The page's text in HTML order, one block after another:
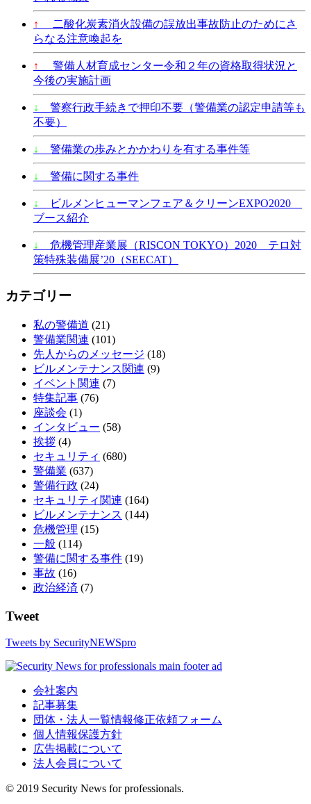
↑
二酸化炭素消火設備の誤放出事故防止のためにさ
らなる注意喚起を
↑
警備人材育成センター令和２年の資格取得状況と
今後の実施計画
↓
警察行政手続きで押印不要（警備業の認定申請等も
不要）
↓ 警備業の歩みとかかわりを有する事件等
↓ 警備に関する事件
↓
ビルメンヒューマンフェア＆クリーンEXPO2020
ブース紹介
↓
危機管理産業展（RISCON TOKYO）2020 テロ対
策特殊装備展’20（SEECAT）
カテゴリー
私の警備道 (21)
警備業関連 (101)
先人からのメッセージ (18)
ビルメンテナンス関連 (9)
イベント関連 (7)
特集記事 (76)
座談会 (1)
インタビュー (58)
挨拶 (4)
セキュリティ (680)
警備業 (637)
警備行政 (24)
セキュリティ関連 (164)
ビルメンテナンス (144)
危機管理 (15)
一般 (114)
警備に関する事件 (19)
事故 (16)
政治経済 (7)
Tweet
Tweets by SecurityNEWSpro
会社案内
記事募集
団体・法人一覧情報修正依頼フォーム
個人情報保護方針
広告掲載について
法人会員について
© 2019 Security News for professionals.